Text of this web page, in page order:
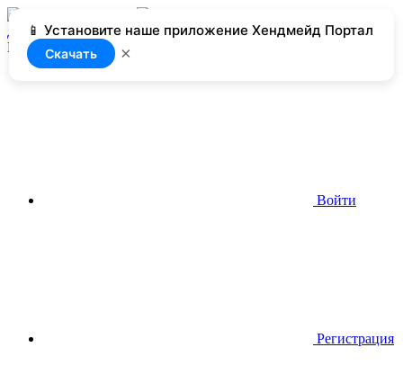
📱 Установите наше приложение Хендмейд Портал
Скачать ×
Добавить
Нет доступа
Войти
Регистрация